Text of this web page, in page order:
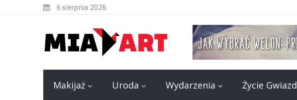
6 sierpnia 2026
Makijaż Uroda Wydarzenia Życie Gwiazd